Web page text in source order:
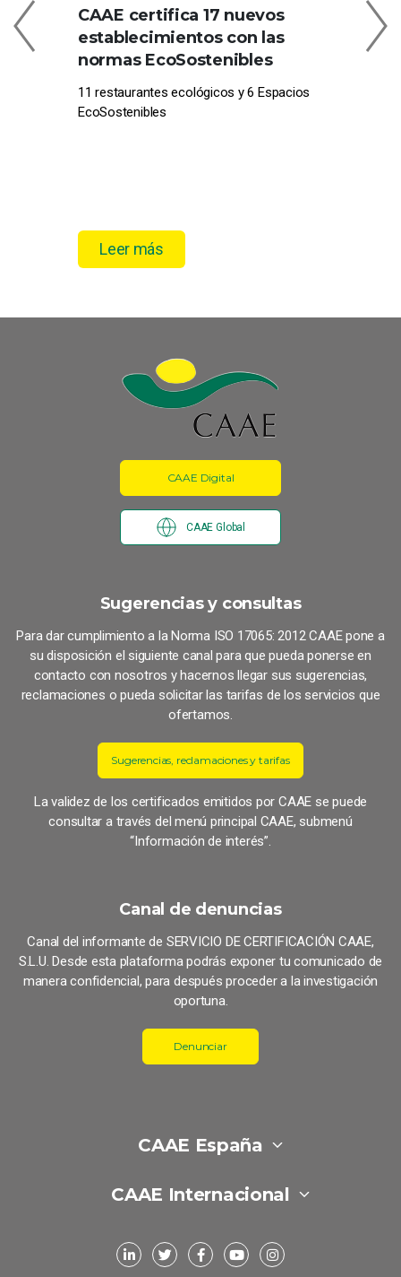
CAAE certifica 17 nuevos
establecimientos con las
normas EcoSostenibles
11 restaurantes ecológicos y 6 Espacios
EcoSostenibles
Leer más
Sugerencias y consultas
Para dar cumplimiento a la Norma ISO 17065: 2012 CAAE pone a
su disposición el siguiente canal para que pueda ponerse en
contacto con nosotros y hacernos llegar sus sugerencias,
reclamaciones o pueda solicitar las tarifas de los servicios que
ofertamos.
Sugerencias, reclamaciones y tarifas
La validez de los certificados emitidos por CAAE se puede
consultar a través del menú principal CAAE, submenú
“Información de interés”.
Canal de denuncias
Canal del informante de SERVICIO DE CERTIFICACIÓN CAAE,
S.L.U. Desde esta plataforma podrás exponer tu comunicado de
manera confidencial, para después proceder a la investigación
oportuna.
Denunciar
CAAE Digital
CAAE Global
CAAE España
CAAE Internacional